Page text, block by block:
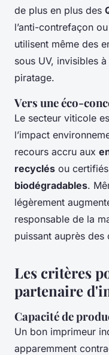
de plus en plus des
l’anti-contrefaçon
utilisent même des
sous UV, invisibles
piratage.
Vers une éco-
Le secteur viticole
l’impact
recours accru aux
recyclés ou
biodégradables.
légèrement
responsable de la
puissant auprès des
Les critères
partenaire
Capacité de
Un bon imprimeur
apparemment